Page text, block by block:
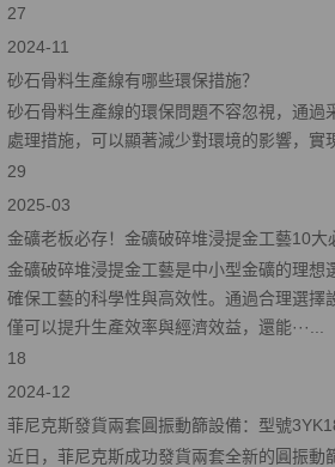
27
2024-11
砂石骨料生產線有哪些環保措施？
砂石骨料生產線的環保問題不容忽視，通
處理措施，可以顯著減少對環境的影響，實
29
2025-03
金礦老板必存！金礦破碎堆浸提金工藝10大
金礦破碎堆浸提金工藝是中小型金礦的理想
確保工藝的科學性與高效性。通過合理選
僅可以提升生產效率與經濟效益，還能···...
18
2024-12
菲尼克斯發貨兩套圓振動篩設備：型號
近日，菲尼克斯成功發貨兩套全新的圓振